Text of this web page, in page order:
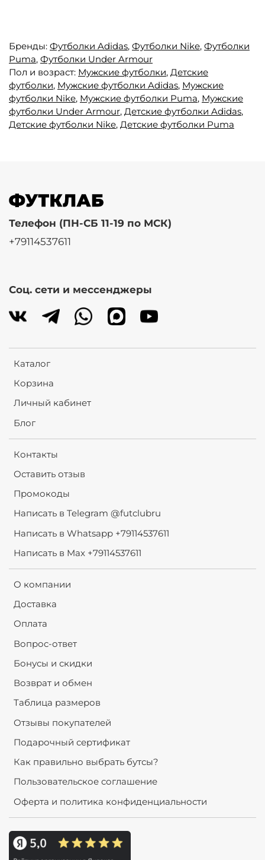
Бренды: Футболки Adidas, Футболки Nike, Футболки
Puma, Футболки Under Armour
Пол и возраст: Мужские футболки, Детские
футболки, Мужские футболки Adidas, Мужские
футболки Nike, Мужские футболки Puma, Мужские
футболки Under Armour, Детские футболки Adidas,
Детские футболки Nike, Детские футболки Puma
Каталог
Корзина
Личный кабинет
Блог
Контакты
Оставить отзыв
Промокоды
Написать в Telegram @futclubru
Написать в Whatsapp +79114537611
Написать в Max +79114537611
О компании
Доставка
Оплата
Вопрос-ответ
Бонусы и скидки
Возврат и обмен
Таблица размеров
Отзывы покупателей
Подарочный сертификат
Как правильно выбрать бутсы?
Пользовательское соглашение
Оферта и политика конфиденциальности
Телефон (ПН-СБ 11-19 по МСК)
+79114537611
Соц. сети и мессенджеры